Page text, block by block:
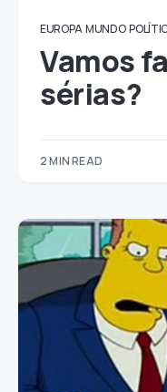
EUROPA MUNDO
Vamos
sérias?
2 MIN READ